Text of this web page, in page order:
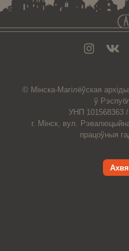
© Мiнска-Магiлёўская
ў
УНП 101568363 /
г. Мінск, вул.
працоўныя